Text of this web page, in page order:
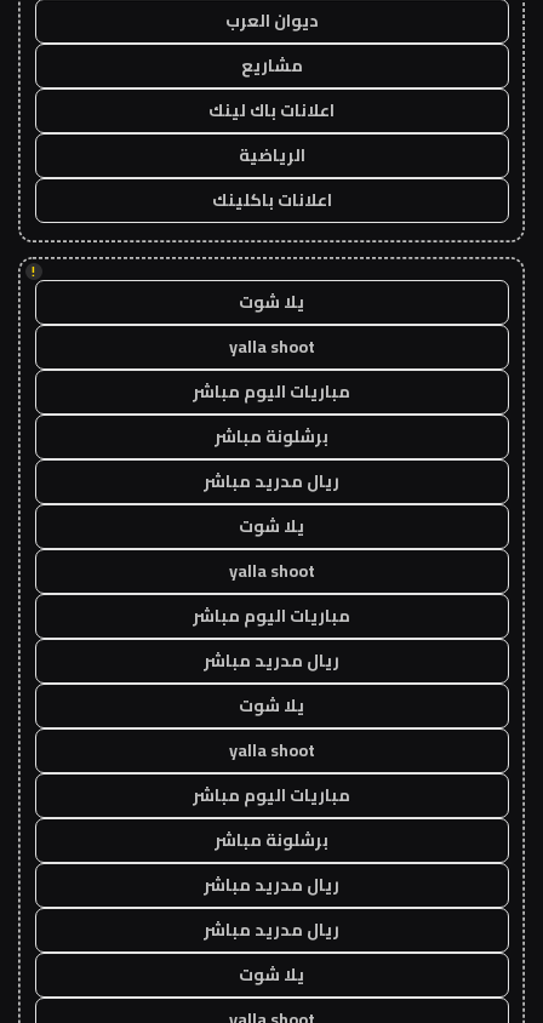
ديوان العرب
مشاريع
اعلانات باك لينك
الرياضية
اعلانات باكلينك
!
يلا شوت
yalla shoot
مباريات اليوم مباشر
برشلونة مباشر
ريال مدريد مباشر
يلا شوت
yalla shoot
مباريات اليوم مباشر
ريال مدريد مباشر
يلا شوت
yalla shoot
مباريات اليوم مباشر
برشلونة مباشر
ريال مدريد مباشر
ريال مدريد مباشر
يلا شوت